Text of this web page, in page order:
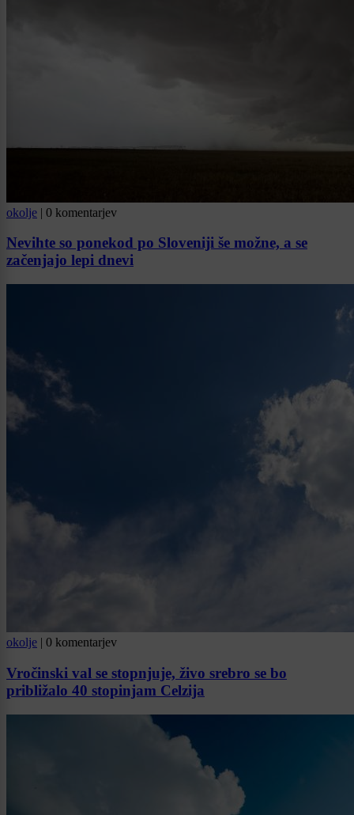
okolje | 0 komentarjev
Nevihte so ponekod po Sloveniji še možne, a se
začenjajo lepi dnevi
okolje | 0 komentarjev
Vročinski val se stopnjuje, živo srebro se bo
približalo 40 stopinjam Celzija